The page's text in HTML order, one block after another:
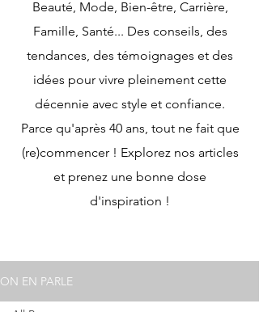
Beauté, Mode, Bien-être, Carrière,
Famille, Santé... Des conseils, des
tendances, des témoignages et des
idées pour vivre pleinement cette
décennie avec style et confiance.
Parce qu'après 40 ans, tout ne fait que
(re)commencer ! Explorez nos articles
et prenez une bonne dose
d'inspiration !
ON EN PARLE